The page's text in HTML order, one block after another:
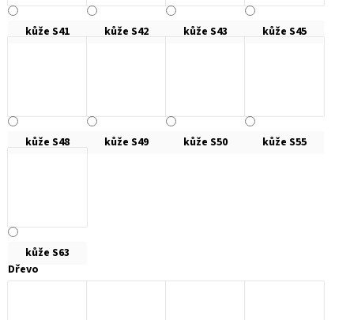
kůže S41 kůže S42 kůže S43 kůže S45
kůže S48 kůže S49 kůže S50 kůže S55
kůže S63
Dřevo